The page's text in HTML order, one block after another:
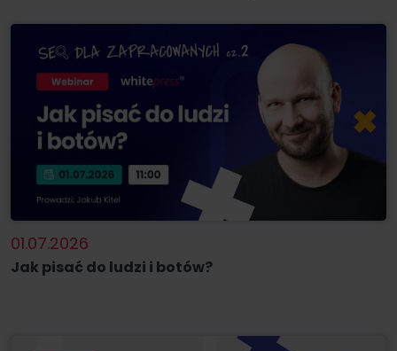
01.07.2026
Jak pisać do ludzi i botów?